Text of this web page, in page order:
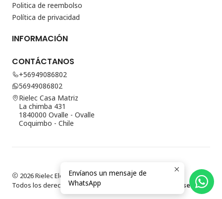
Politica de reembolso
Política de privacidad
INFORMACIÓN
CONTÁCTANOS
+56949086802
56949086802
Rielec Casa Matriz
La chimba 431
1840000 Ovalle - Ovalle
Coquimbo - Chile
2026 Rielec Electricidad.
Todos los derechos reservados.
Desarrollado por Jumpseller.
Envíanos un mensaje de
WhatsApp